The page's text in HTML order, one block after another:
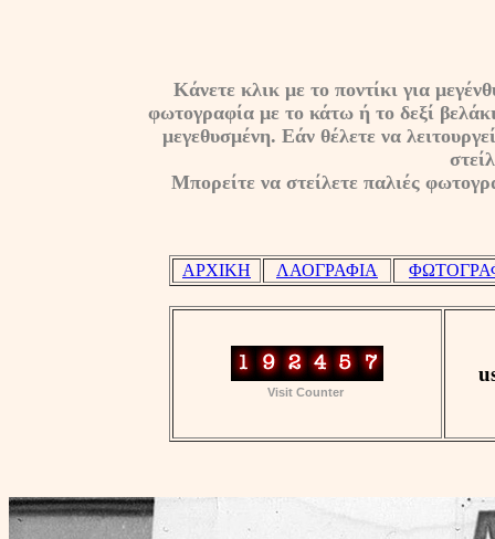
Κάνετε κλικ με το ποντίκι για
φωτογραφία με το κάτω ή το δεξί
μεγεθυσμένη. Εάν θέλετε να
Μπορείτε να στείλετε παλιές
ΑΡΧΙΚΗ ΛΑΟΓΡΑΦΙΑ
Visit Counter